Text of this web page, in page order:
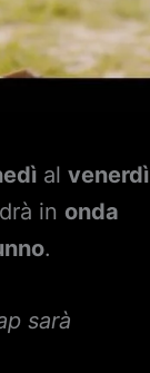
alvenerdì
inonda
.
sarà